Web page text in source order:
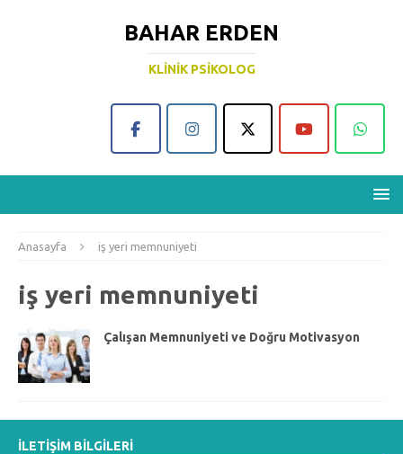
BAHAR ERDEN
KLINIK PSIKOLOG
Anasayfa iş yeri memnuniyeti
iş yeri memnuniyeti
Çalışan Memnuniyeti ve Doğru Motivasyon
İLETIŞIM BILGILERI